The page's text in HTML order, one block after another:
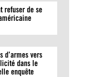
refuser de se
d’armes vers
dans le
enquête